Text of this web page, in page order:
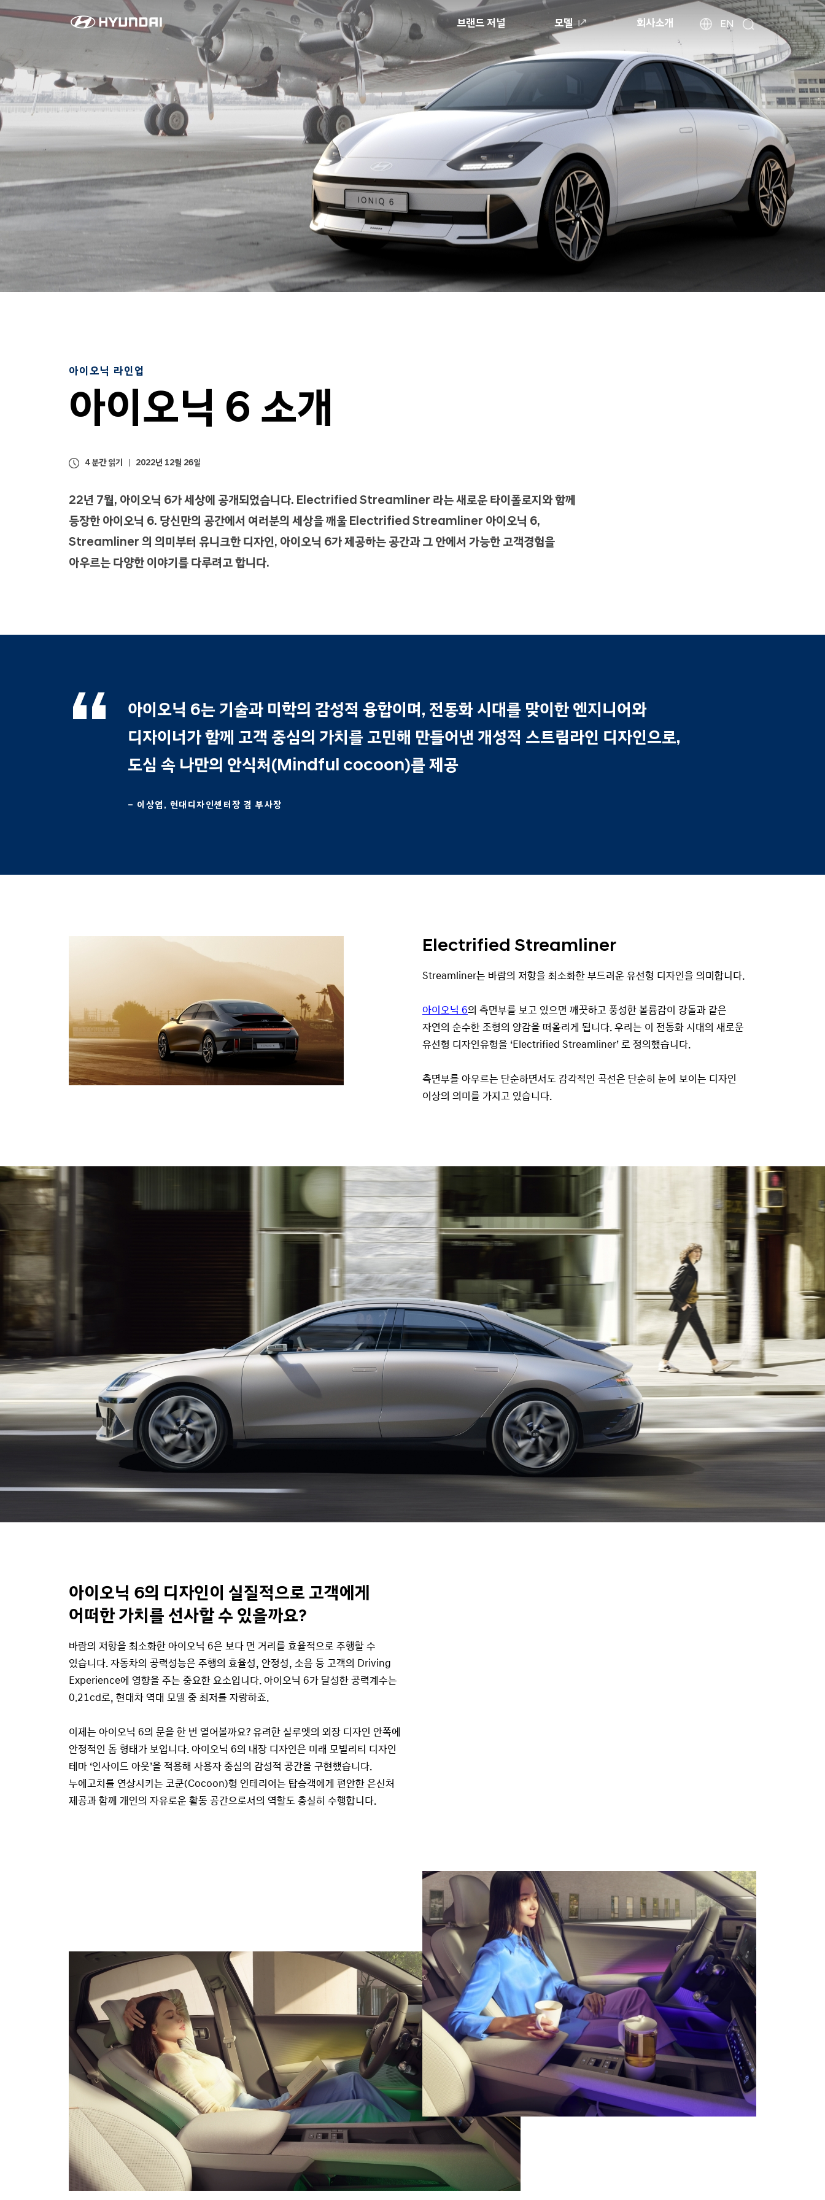
아
닉
현
자
동
차
월
드
와
이
드
글
로
브랜드 저널 모델 회사소개
해
법
인
EN
검
아이오닉 라인업
아이오닉 6 소개
4 분간 읽기 2022년 12월 26일
22년 7월, 아이오닉 6가 세상에 공개되었습니다. Electrified Streamliner 라는 새로운 타이폴로지와 함께
등장한 아이오닉 6. 당신만의 공간에서 여러분의 세상을 깨울 Electrified Streamliner 아이오닉 6,
Streamliner 의 의미부터 유니크한 디자인, 아이오닉 6가 제공하는 공간과 그 안에서 가능한 고객경험을
아우르는 다양한 이야기를 다루려고 합니다.
아이오닉 6는 기술과 미학의 감성적 융합이며, 전동화 시대를 맞이한 엔지니어와
디자이너가 함께 고객 중심의 가치를 고민해 만들어낸 개성적 스트림라인 디자인으로,
도심 속 나만의 안식처(Mindful cocoon)를 제공
– 이상엽, 현대디자인센터장 겸 부사장
Electrified Streamliner
Streamliner는 바람의 저항을 최소화한 부드러운 유선형 디자인을 의미합니다.
아이오닉 6의 측면부를 보고 있으면 깨끗하고 풍성한 볼륨감이 강돌과 같은
자연의 순수한 조형의 양감을 떠올리게 됩니다. 우리는 이 전동화 시대의 새로운
유선형 디자인유형을 ‘Electrified Streamliner’ 로 정의했습니다.
측면부를 아우르는 단순하면서도 감각적인 곡선은 단순히 눈에 보이는 디자인
이상의 의미를 가지고 있습니다.
아이오닉 6의 디자인이 실질적으로 고객에게
어떠한 가치를 선사할 수 있을까요?
바람의 저항을 최소화한 아이오닉 6은 보다 먼 거리를 효율적으로 주행할 수
있습니다. 자동차의 공력성능은 주행의 효율성, 안정성, 소음 등 고객의 Driving
Experience에 영향을 주는 중요한 요소입니다. 아이오닉 6가 달성한 공력계수는
0.21cd로, 현대차 역대 모델 중 최저를 자랑하죠.
이제는 아이오닉 6의 문을 한 번 열어볼까요? 유려한 실루엣의 외장 디자인 안쪽에
안정적인 돔 형태가 보입니다. 아이오닉 6의 내장 디자인은 미래 모빌리티 디자인
테마 ‘인사이드 아웃’을 적용해 사용자 중심의 감성적 공간을 구현했습니다.
누에고치를 연상시키는 코쿤(Cocoon)형 인테리어는 탑승객에게 편안한 은신처
제공과 함께 개인의 자유로운 활동 공간으로서의 역할도 충실히 수행합니다.